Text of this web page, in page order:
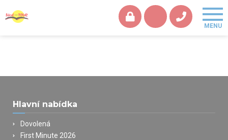
Hlavní nabídka
Dovolená
First Minute 2026